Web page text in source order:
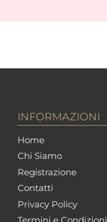
INFORMAZIONI
Home
Chi Siamo
Registrazione
Contatti
Privacy Policy